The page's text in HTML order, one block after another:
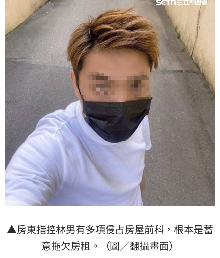
▲房東指控林男有多項侵占房屋前科，根本是蓄
意拖欠房租。（圖／翻攝畫面）